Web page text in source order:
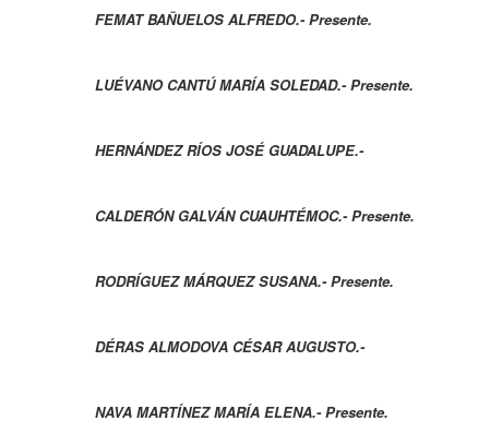
FEMAT BAÑUELOS ALFREDO.- Presente.
LUÉVANO CANTÚ MARÍA SOLEDAD.- Presente.
HERNÁNDEZ RÍOS JOSÉ GUADALUPE.-
CALDERÓN GALVÁN CUAUHTÉMOC.- Presente.
RODRÍGUEZ MÁRQUEZ SUSANA.- Presente.
DÉRAS ALMODOVA CÉSAR AUGUSTO.-
NAVA MARTÍNEZ MARÍA ELENA.- Presente.